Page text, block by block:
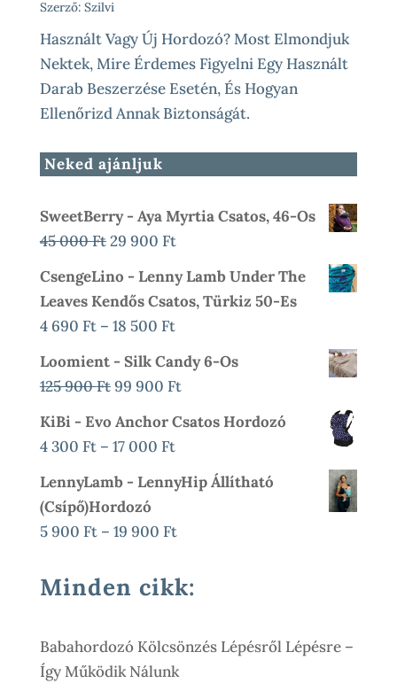
Szerző: Szilvi
Használt Vagy Új Hordozó? Most Elmondjuk
Nektek, Mire Érdemes Figyelni Egy Használt
Darab Beszerzése Esetén, És Hogyan
Ellenőrizd Annak Biztonságát.
Neked ajánljuk
SweetBerry - Aya Myrtia Csatos, 46-Os
45 000Ft Original
Was:
29 900 FtCurrent
Is:
CsengeLino - Lenny Lamb Under The
Leaves Kendős Csatos, Türkiz 50-Es
4 690 Ft – 18 500 FtÁrtartomány:
690 Ft
18
500 Ft
Loomient - Silk Candy 6-Os
125 900FtOriginal
900 Ft.
99 900 FtCurrent
900 Ft.
KiBi - Evo Anchor Csatos Hordozó
4 300 Ft – 17 000 FtÁrtartomány:
300 Ft
LennyLamb - LennyHip Állítható
(csípő)hordozó
5 900 Ft – 19 900 FtÁrtartomány:
900 Ft
900 Ft
Minden cikk:
Babahordozó Kölcsönzés Lépésről Lépésre –
Így Működik Nálunk